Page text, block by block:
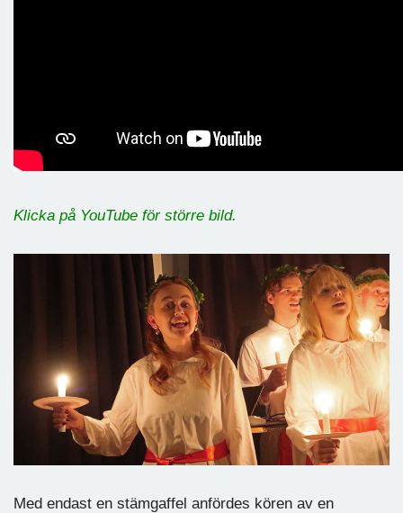
Klicka på YouTube för större bild.
Med endast en stämgaffel anfördes kören av en